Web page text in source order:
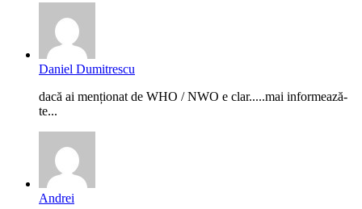
Daniel Dumitrescu
dacă ai menționat de WHO / NWO e clar.....mai informează-
te...
Andrei